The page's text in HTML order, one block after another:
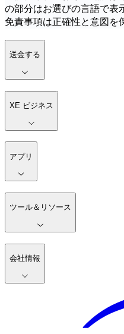
の部分はお選びの言語で表
免責事項は正確性と意図を
送金する
XE ビジネス
アプリ
ツール＆リソース
会社情報